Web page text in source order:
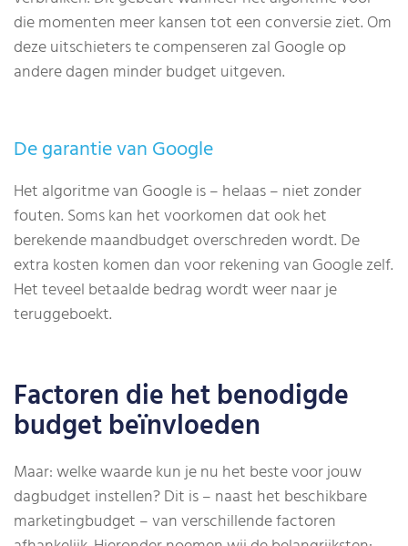
die momenten meer kansen tot een conversie ziet. Om
deze uitschieters te compenseren zal Google op
andere dagen minder budget uitgeven.
De garantie van Google
Het algoritme van Google is – helaas – niet zonder
fouten. Soms kan het voorkomen dat ook het
berekende maandbudget overschreden wordt. De
extra kosten komen dan voor rekening van Google zelf.
Het teveel betaalde bedrag wordt weer naar je
teruggeboekt.
Factoren die het benodigde
budget beïnvloeden
Maar: welke waarde kun je nu het beste voor jouw
dagbudget instellen? Dit is – naast het beschikbare
marketingbudget – van verschillende factoren